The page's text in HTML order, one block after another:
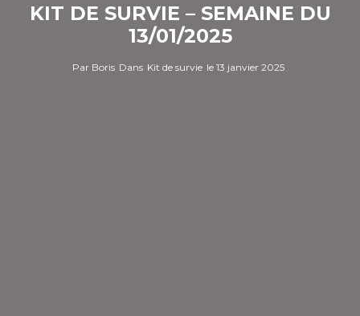
KIT DE SURVIE – SEMAINE DU
13/01/2025
Par Boris Dans Kit de survie le 13 janvier 2025